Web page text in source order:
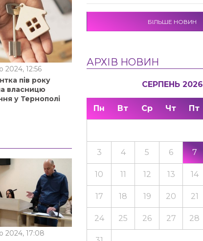
12:56
пів року
власницю
у Тернополі
2024, 17:08
БІЛЬШЕ НОВИН
АРХІВ НОВИН
СЕРПЕНЬ 2026
Пн Вт Ср Чт Пт
3 4 5 6 7
10 11 12 13 14
17 18 19 20 21
24 25 26 27 28